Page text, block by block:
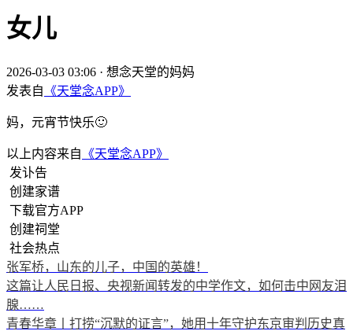
女儿
2026-03-03 03:06 · 想念天堂的妈妈
发表自 《天堂念APP》
妈，元宵节快乐🙂
以上内容来自 《天堂念APP》
发讣告
创建家谱
下载官方APP
创建祠堂
社会热点
张军桥，山东的儿子，中国的英雄！
这篇让人民日报、央视新闻转发的中学作文，如何击中网友泪
腺……
青春华章丨打捞“沉默的证言”，她用十年守护东京审判历史真